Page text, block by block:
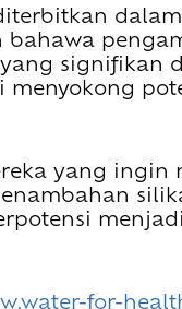
bahawa
signifikan
menyokong
yang ingin
for-